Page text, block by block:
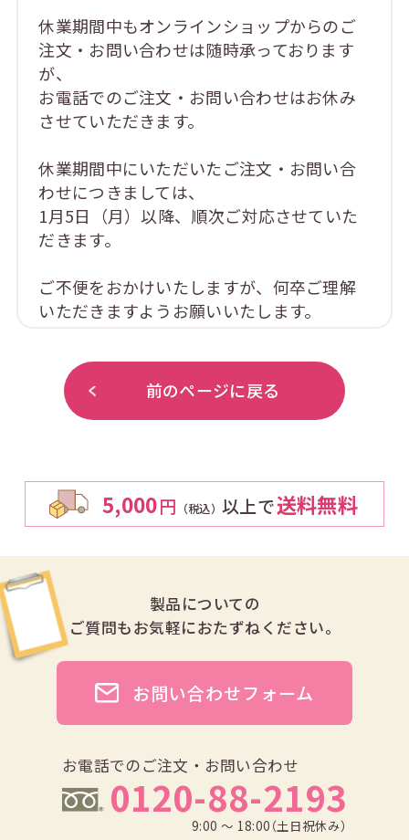
休業期間中もオンラインショップからのご
注文・お問い合わせは随時承っております
が、
お電話でのご注文・お問い合わせはお休み
させていただきます。
休業期間中にいただいたご注文・お問い合
わせにつきましては、
1月5日（月）以降、順次ご対応させていた
だきます。
ご不便をおかけいたしますが、何卒ご理解
いただきますようお願いいたします。
前のページに戻る
5,000円 （税込） 以上で送料無料
製品についての
ご質問もお気軽におたずねください。
お電話でのご注文・お問い合わせ
0120-88-2193
9:00 ～ 18:00（土日祝休み）
お問い合わせフォーム